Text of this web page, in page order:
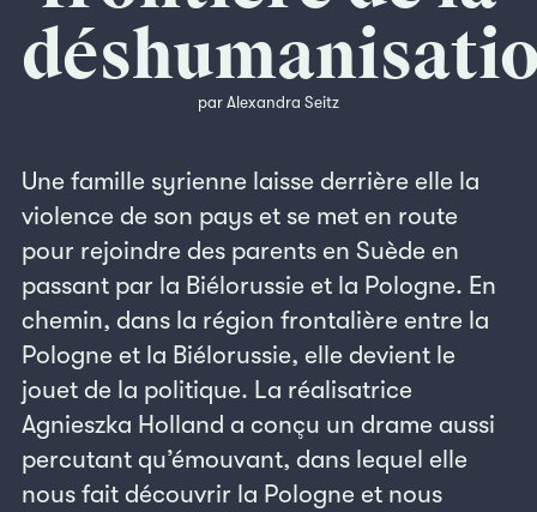
par Alexandra Seitz
Une famille syrienne laisse derrière elle la
violence de son pays et se met en route
pour rejoindre des parents en Suède en
passant par la Biélorussie et la Pologne. En
chemin, dans la région frontalière entre la
Pologne et la Biélorussie, elle devient le
jouet de la politique. La réalisatrice
Agnieszka Holland a conçu un drame aussi
percutant qu’émouvant, dans lequel elle
nous fait découvrir la Pologne et nous